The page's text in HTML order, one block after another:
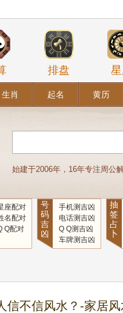
排盘
生肖 起名 黄历
始建于2006年，16年专注周公
座配对
名配对
Q配对
号
码
吉
凶
手机测吉凶
电话测吉凶
Q Q测吉凶
车牌测吉凶
抽
签
占
卜
信不信风水？-家居风